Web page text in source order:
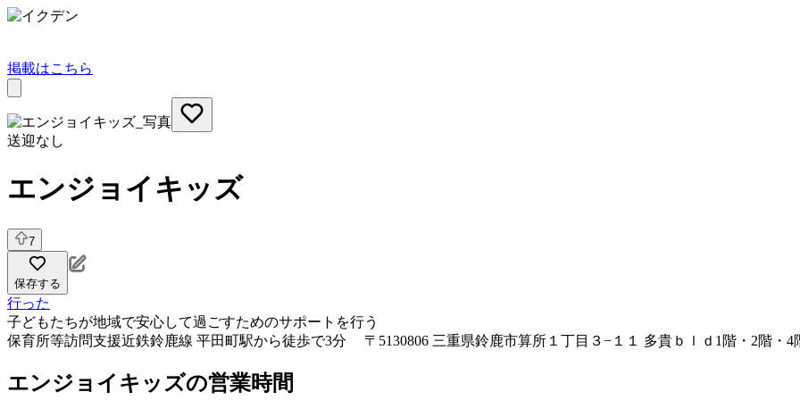
掲載はこちら
送迎なし
エンジョイキッズ
7
保存する
行った
子どもたちが地域で安心して過ごすためのサポートを行う
保育所等訪問支援近鉄鈴鹿線 平田町駅から徒歩で3分 〒5130806 三重県鈴鹿市算所１丁目３−１１ 多貴ｂｌｄ1階・2階・4
エンジョイキッズの営業時間